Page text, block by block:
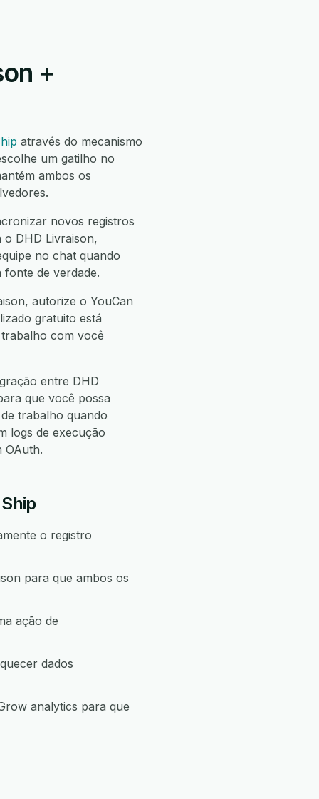
+
através do mecanismo
um gatilho no
ambos os
novos registros
o DHD Livraison,
no chat quando
fonte de verdade.
autorize o YouCan
gratuito está
com você
entre DHD
que você possa
trabalho quando
logs de execução
OAuth.
o registro
para que ambos os
ação de
dados
analytics para que